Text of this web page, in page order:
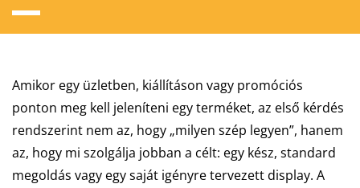
Amikor egy üzletben, kiállításon vagy promóciós
ponton meg kell jeleníteni egy terméket, az első kérdés
rendszerint nem az, hogy „milyen szép legyen”, hanem
az, hogy mi szolgálja jobban a célt: egy kész, standard
megoldás vagy egy saját igényre tervezett display. A